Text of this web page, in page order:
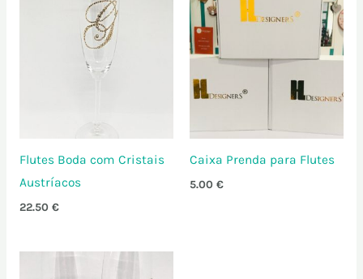
Flutes Boda com Cristais
Austríacos
22.50 €
Caixa Prenda para Flutes
5.00 €
Price